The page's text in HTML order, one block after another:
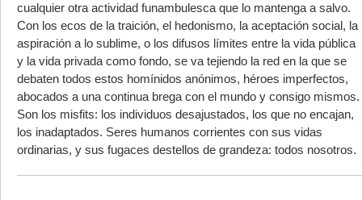
cualquier otra actividad funambulesca que lo mantenga a salvo.
Con los ecos de la traición, el hedonismo, la aceptación social, la
aspiración a lo sublime, o los difusos límites entre la vida pública
y la vida privada como fondo, se va tejiendo la red en la que se
debaten todos estos homínidos anónimos, héroes imperfectos,
abocados a una continua brega con el mundo y consigo mismos.
Son los misfits: los individuos desajustados, los que no encajan,
los inadaptados. Seres humanos corrientes con sus vidas
ordinarias, y sus fugaces destellos de grandeza: todos nosotros.